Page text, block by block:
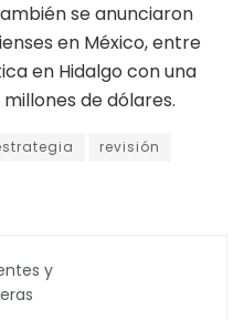
se anunciaron
en México, entre
en Hidalgo con una
de dólares.
revisión